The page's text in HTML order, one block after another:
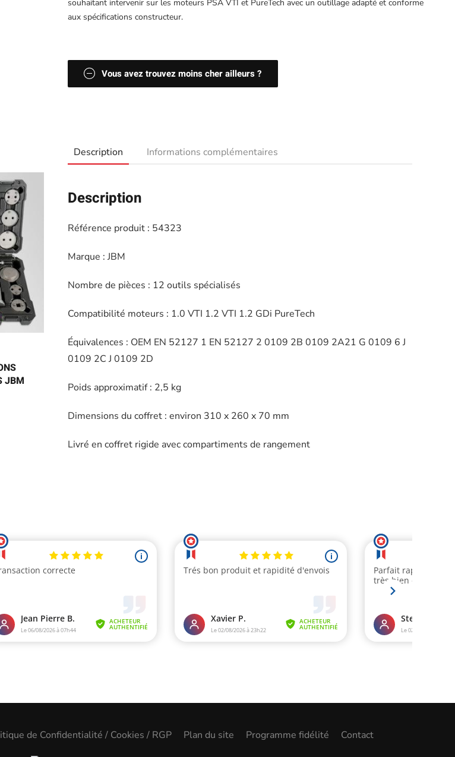
souhaitant intervenir sur les moteurs PSA VTI et PureTech avec un outillage adapté et conforme
aux spécifications constructeur.
Vous avez trouvez moins cher ailleurs ?
JBM
Description Informations complémentaires
Description
Référence produit : 54323
Marque : JBM
Nombre de pièces : 12 outils spécialisés
Compatibilité moteurs : 1.0 VTI 1.2 VTI 1.2 GDi PureTech
Équivalences : OEM EN 52127 1 EN 52127 2 0109 2B 0109 2A21 G 0109 6 J
0109 2C J 0109 2D
Poids approximatif : 2,5 kg
Dimensions du coffret : environ 310 x 260 x 70 mm
Livré en coffret rigide avec compartiments de rangement
de Confidentialité / Cookies / RGP Plan du site Programme fidélité Contact